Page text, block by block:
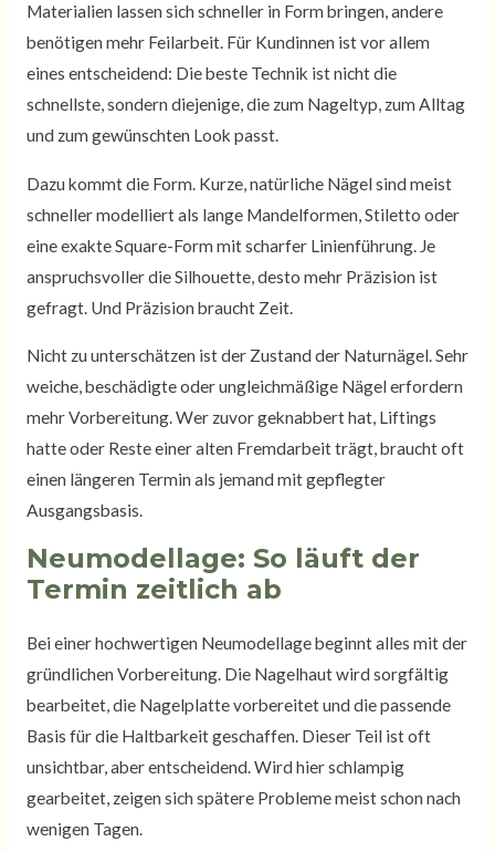
Materialien lassen sich schneller in Form bringen, andere
benötigen mehr Feilarbeit. Für Kundinnen ist vor allem
eines entscheidend: Die beste Technik ist nicht die
schnellste, sondern diejenige, die zum Nageltyp, zum Alltag
und zum gewünschten Look passt.
Dazu kommt die Form. Kurze, natürliche Nägel sind meist
schneller modelliert als lange Mandelformen, Stiletto oder
eine exakte Square-Form mit scharfer Linienführung. Je
anspruchsvoller die Silhouette, desto mehr Präzision ist
gefragt. Und Präzision braucht Zeit.
Nicht zu unterschätzen ist der Zustand der Naturnägel. Sehr
weiche, beschädigte oder ungleichmäßige Nägel erfordern
mehr Vorbereitung. Wer zuvor geknabbert hat, Liftings
hatte oder Reste einer alten Fremdarbeit trägt, braucht oft
einen längeren Termin als jemand mit gepflegter
Ausgangsbasis.
Neumodellage: So läuft der
Termin zeitlich ab
Bei einer hochwertigen Neumodellage beginnt alles mit der
gründlichen Vorbereitung. Die Nagelhaut wird sorgfältig
bearbeitet, die Nagelplatte vorbereitet und die passende
Basis für die Haltbarkeit geschaffen. Dieser Teil ist oft
unsichtbar, aber entscheidend. Wird hier schlampig
gearbeitet, zeigen sich spätere Probleme meist schon nach
wenigen Tagen.